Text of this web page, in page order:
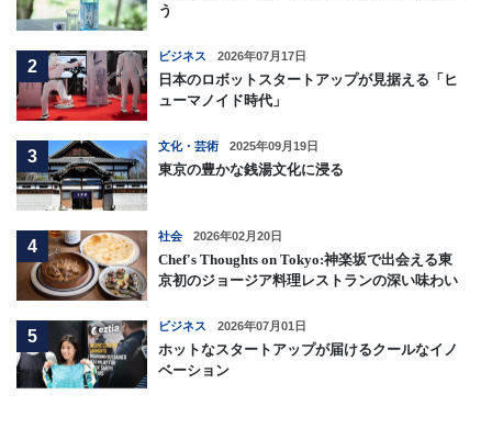
う
2
ビジネス 2026年07月17日
日本のロボットスタートアップが見据える「ヒ
ューマノイド時代」
3
文化・芸術 2025年09月19日
東京の豊かな銭湯文化に浸る
4
社会 2026年02月20日
Chef's Thoughts on Tokyo:神楽坂で出会える東
京初のジョージア料理レストランの深い味わい
5
ビジネス 2026年07月01日
ホットなスタートアップが届けるクールなイノ
ベーション